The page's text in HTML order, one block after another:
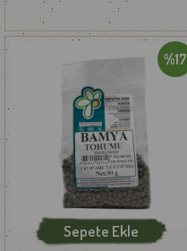
Sepete Ekle
%17